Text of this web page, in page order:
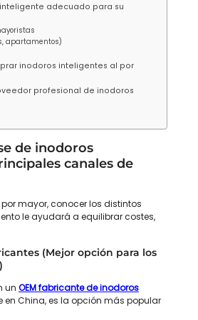
adecuado para su
apartamentos)
inodoros inteligentes al por
profesional de inodoros
de inodoros
canales de
mayor, conocer los distintos
le ayudará a equilibrar costes,
(Mejor opción para los
un OEM fabricante de inodoros
en China, es la opción más popular